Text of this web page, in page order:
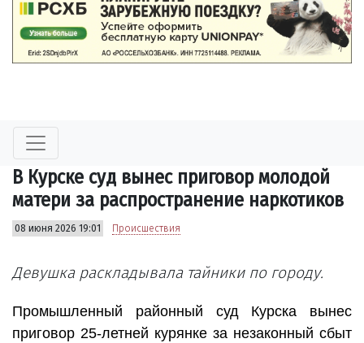
В Курске суд вынес приговор молодой
матери за распространение наркотиков
08 июня 2026 19:01 Происшествия
Девушка раскладывала тайники по городу.
Промышленный районный суд Курска вынес
приговор 25-летней курянке за незаконный сбыт